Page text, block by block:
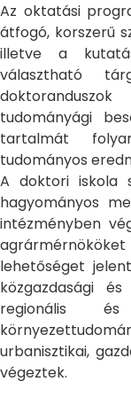
Az oktatási
átfogó, korszerű
illetve a
választható
tudományági
tartalmát
tudományos
A doktori iskola
hagyományos
intézményben
lehetőséget
közgazdasági
regionális és
urbanisztikai,
végeztek.